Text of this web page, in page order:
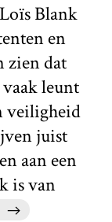
Blank
en
zien dat
leunt
veiligheid
juist
aan een
is van